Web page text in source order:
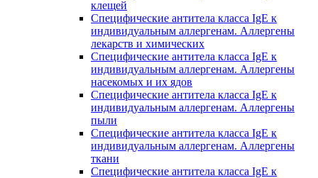
клещей
Специфические антитела класса IgE к
индивидуальным аллергенам. Аллергены
лекарств и химических
Специфические антитела класса IgE к
индивидуальным аллергенам. Аллергены
насекомых и их ядов
Специфические антитела класса IgE к
индивидуальным аллергенам. Аллергены
пыли
Специфические антитела класса IgE к
индивидуальным аллергенам. Аллергены
ткани
Специфические антитела класса IgE к